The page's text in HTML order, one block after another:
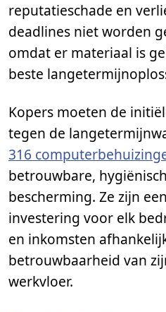
reputatieschade en
deadlines niet worden
omdat er materiaal is
beste
Kopers moeten de
tegen de
316
betrouwbare,
bescherming. Ze zijn
investering voor elk
en inkomsten
betrouwbaarheid van
werkvloer.